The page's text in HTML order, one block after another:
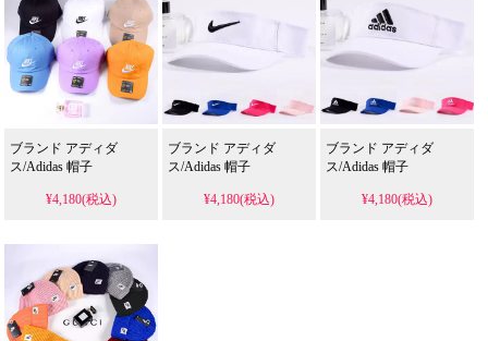
ブランド アディダ
ス/Adidas 帽子
¥4,180(税込)
ブランド アディダ
ス/Adidas 帽子
¥4,180(税込)
ブランド アディダ
ス/Adidas 帽子
¥4,180(税込)